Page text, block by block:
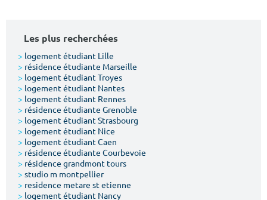
Votre date d'entrée
Chercher
Les plus recherchées
> logement étudiant Lille
> résidence étudiante Marseille
> logement étudiant Troyes
> logement étudiant Nantes
> logement étudiant Rennes
> résidence étudiante Grenoble
> logement étudiant Strasbourg
> logement étudiant Nice
> logement étudiant Caen
> résidence étudiante Courbevoie
> résidence grandmont tours
> studio m montpellier
> residence metare st etienne
> logement étudiant Nancy